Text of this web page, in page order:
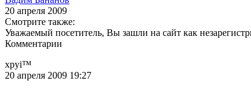
20 апреля 2009
Смотрите также:
Уважаемый посетитель, Вы зашли на сайт как
Комментарии
xpyi™
20 апреля 2009 19:27